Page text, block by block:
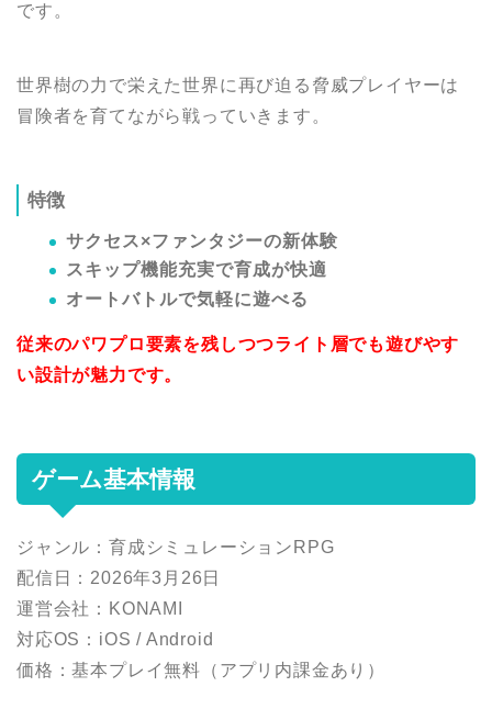
です。
世界樹の力で栄えた世界に再び迫る脅威プレイヤーは
冒険者を育てながら戦っていきます。
特徴
サクセス×ファンタジーの新体験
スキップ機能充実で育成が快適
オートバトルで気軽に遊べる
従来のパワプロ要素を残しつつライト層でも遊びやす
い設計が魅力です。
ゲーム基本情報
ジャンル：育成シミュレーションRPG
配信日：2026年3月26日
運営会社： KONAMI
対応OS：iOS / Android
価格：基本プレイ無料（アプリ内課金あり）